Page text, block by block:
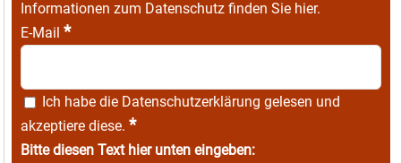
Informationen zum Datenschutz finden Sie hier.
E-Mail *
Ich habe die Datenschutzerklärung gelesen und
akzeptiere diese. *
Bitte diesen Text hier unten eingeben: